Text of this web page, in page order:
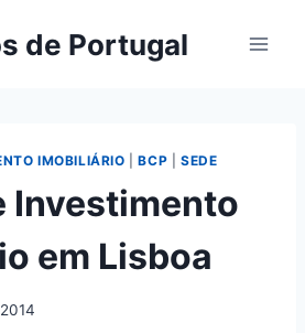
de Portugal
IMOBILIÁRIO |BCP |SEDE
Investimento
em Lisboa